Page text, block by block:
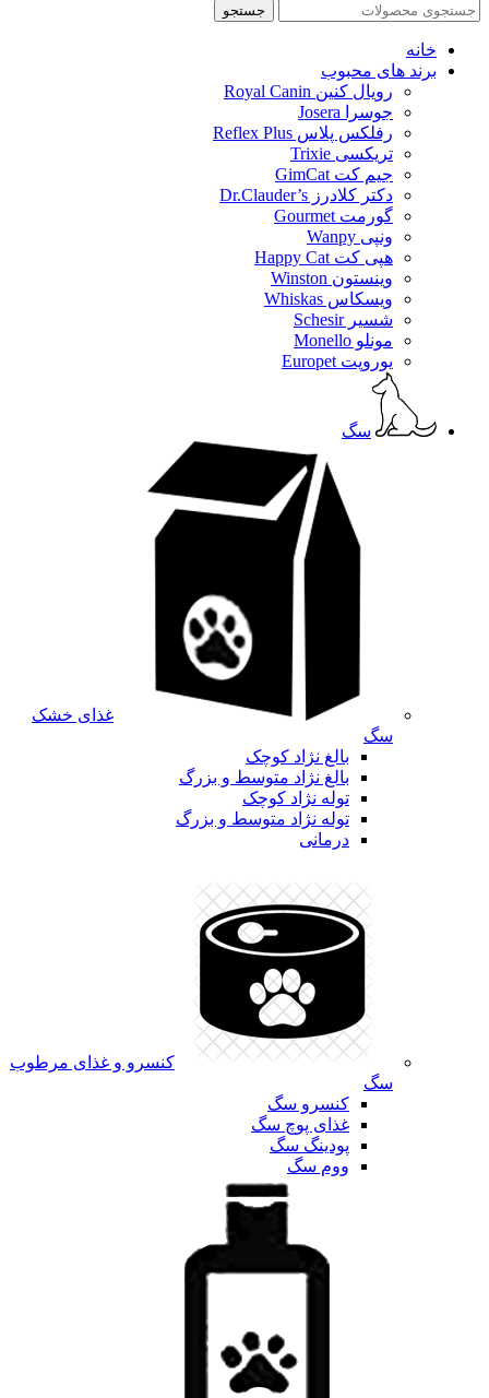
جستجو
خانه
برند های محبوب
رویال کنین Royal Canin
جوسرا Josera
رفلکس پلاس Reflex Plus
تریکسی Trixie
جیم کت GimCat
دکتر کلادرز Dr.Clauder’s
گورمت Gourmet
ونپی Wanpy
هپی کت Happy Cat
وینستون Winston
ویسکاس Whiskas
شسیر Schesir
مونلو Monello
یوروپت Europet
سگ
غذای خشک
سگ
بالغ نژاد کوچک
بالغ نژاد متوسط و بزرگ
توله نژاد کوچک
توله نژاد متوسط و بزرگ
درمانی
کنسرو و غذای مرطوب
سگ
کنسرو سگ
غذای پوچ سگ
پودینگ سگ
ووم سگ